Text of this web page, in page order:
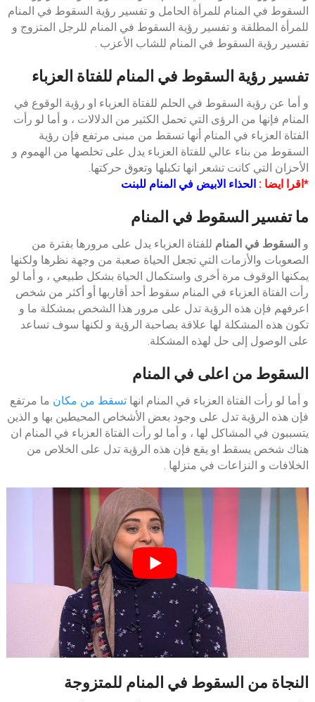
السقوط في المنام للمرأة الحامل و تفسير رؤية السقوط في المنام
للمرأة المطلقة و تفسير رؤية السقوط في المنام للرجل المتزوج و
تفسير رؤية السقوط في المنام للشاب الأعزب .
تفسير رؤية السقوط في المنام للفتاة العزباء
و أما عن رؤية السقوط في الحلم للفتاة العزباء او رؤية الوقوع في
المنام فإنها من الرؤى التي تحمل الكثير من الدلالات ، و أما لو رأت
الفتاة العزباء في المنام أنها تسقط من مبنى مرتفع فإن رؤية
السقوط من بناء عالي للفتاة العزباء يدل على تخلصها من الهموم و
الأحزان التي كانت تشعر انها تكبلها وتعوق حركتها.
*اقرا ايضا : الحذاء الابيض في المنام للبنت
ما تفسير السقوط في المنام
و السقوط في المنام للفتاة العزباء يدل على مرورها بفترة من
الصعوبات والأزمات التي تجعل الحياة صعبة من وجهة نظرها ولكنها
يمكنها الوقوف مرة أخرى واستكمال الحياة بشكل طبيعي ، و أما لو
رأت الفتاة العزباء في المنام سقوط أحد أقاربها أو أكثر من شخص
اعرفهم فإن هذه الرؤية تدل على مرور هذا الشخص بمشكلة ما و
تكون هذه المشكلة لها علاقة بصاحبة الرؤية و لكنها سوف تساعد
على الوصول إلى حل لهذه المشكلة.
السقوط من اعلى في المنام
و أما لو رأت الفتاة العزباء في المنام انها تسقط من مكان ما مرتفع
فإن هذه الرؤية تدل على وجود بعض الأشخاص المحيطين بها و الذين
يتسببون في المشاكل لها ، و أما لو رأت الفتاة العزباء في المنام ان
هناك شخص يسقط او يقع فإن هذه الرؤية تدل على الخلاص من
الخلافات و النزاعات في منزلها .
النجاة من السقوط في المنام للمتزوجة